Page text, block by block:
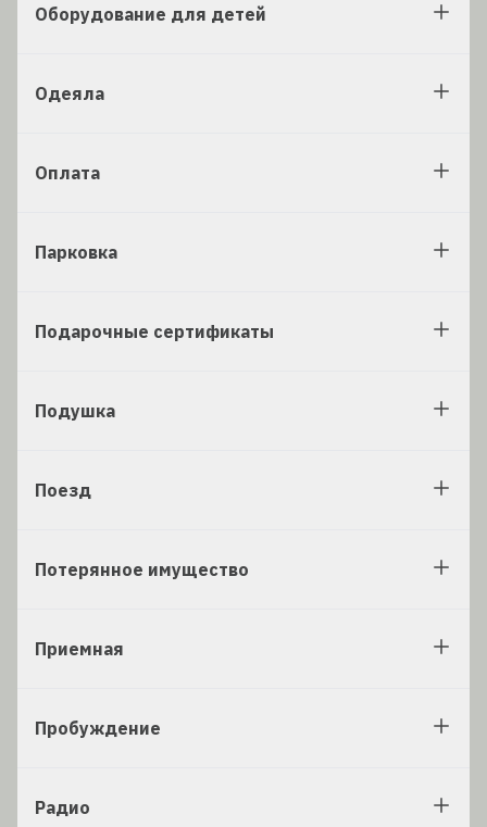
Оборудование для детей
Одеяла
Оплата
Парковка
Подарочные сертификаты
Подушка
Поезд
Потерянное имущество
Приемная
Пробуждение
Радио